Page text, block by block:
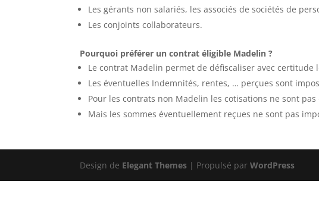
Les gérants non salariés, les associés de sociétés de
Les conjoints collaborateurs.
Pourquoi préférer un contrat éligible Madelin ?
Le contrat Madelin permet de défiscaliser avec certitude
Les éventuelles Indemnités, rentes, … perçues sont
Pour les contrats non Madelin les cotisations ne sont
Mais les sommes éventuellement reçues ne sont pas
Design de Elegant Themes | Propulsé parWordPress